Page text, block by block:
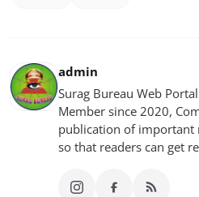
admin
Surag Bureau Web
Member since 2020,
publication of important
so that readers can get